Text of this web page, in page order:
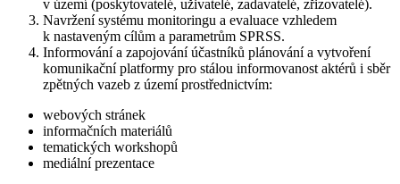
v území (poskytovatelé, uživatelé, zadavatelé, zřizovatelé).
Navržení systému monitoringu a evaluace vzhledem
k nastaveným cílům a parametrům SPRSS.
Informování a zapojování účastníků plánování a vytvoření
komunikační platformy pro stálou informovanost aktérů i sběr
zpětných vazeb z území prostřednictvím:
webových stránek
informačních materiálů
tematických workshopů
mediální prezentace